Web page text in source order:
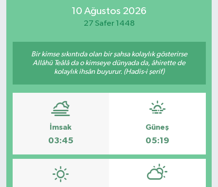
10 Ağustos 2026
27 Safer 1448
Bir kimse sıkıntıda olan bir şahsa kolaylık gösterirse
Allâhü Teâlâ da o kimseye dünyada da, âhirette de
kolaylık ihsân buyurur. (Hadis-i şerif)
İmsak
03:45
Güneş
05:19
Magazin
Politika
Yaşam
Çalışma Hayatı
Son Dakika Haberleri